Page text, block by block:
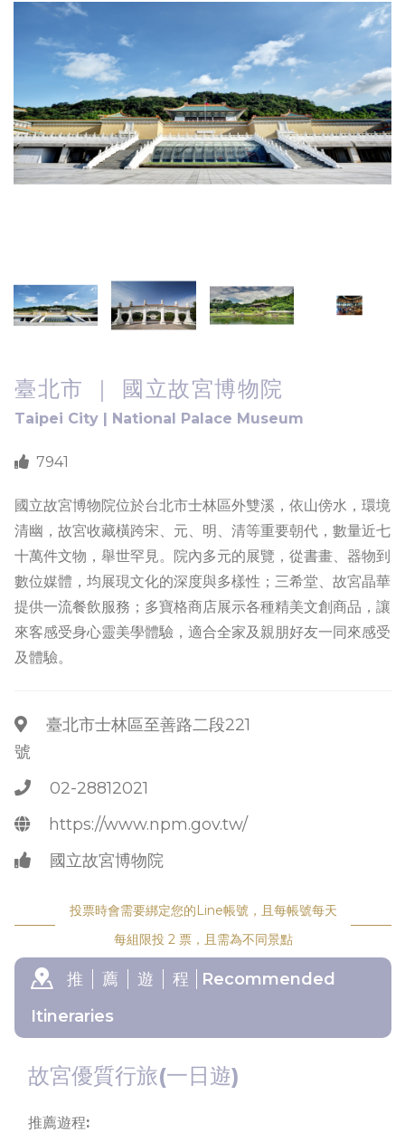
臺北市 ｜ 國立故宮博物院
Taipei City | National Palace Museum
7941
國立故宮博物院位於台北市士林區外雙溪，依山傍水，環境
清幽，故宮收藏橫跨宋、元、明、清等重要朝代，數量近七
十萬件文物，舉世罕見。院內多元的展覽，從書畫、器物到
數位媒體，均展現文化的深度與多樣性；三希堂、故宮晶華
提供一流餐飲服務；多寶格商店展示各種精美文創商品，讓
來客感受身心靈美學體驗，適合全家及親朋好友一同來感受
及體驗。
臺北市士林區至善路二段221
號
02-28812021
https://www.npm.gov.tw/
國立故宮博物院
投票時會需要綁定您的Line帳號，且每帳號每天
每組限投 2 票，且需為不同景點
推 薦 遊 程
Recommended
Itineraries
故宮優質行旅(一日遊)
推薦遊程: